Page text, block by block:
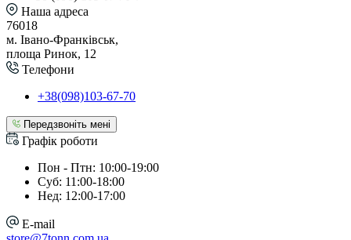
Наша адреса
76018
м. Івано-Франківськ,
площа Ринок, 12
Телефони
+38(098)103-67-70
Передзвоніть мені
Графік роботи
Пон - Птн: 10:00-19:00
Суб: 11:00-18:00
Нед: 12:00-17:00
E-mail